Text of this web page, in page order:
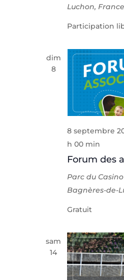
Luchon, France
Participation
dim
8
Forum des
8 septembre
h 00 min
Parc du Casino
Bagnères-de-
Gratuit
sam
14